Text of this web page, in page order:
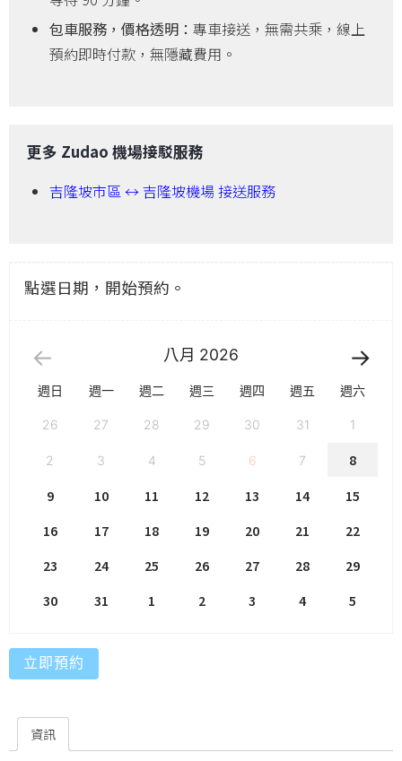
包車服務，價格透明： 專車接送，無需共乘，線上
預約即時付款，無隱藏費用。
更多 Zudao 機場接駁服務
吉隆坡市區 ↔ 吉隆坡機場 接送服務
點選日期，開始預約。
八月 2026
週日 週一 週二 週三 週四 週五 週六
26 27 28 29 30 31 1
2 3 4 5 6 7
8
9
10 11 12 13 14
15
16
17 18 19 20 21
22
23
24 25 26 27 28
29
30
31 1 2 3 4 5
立即預約
資訊